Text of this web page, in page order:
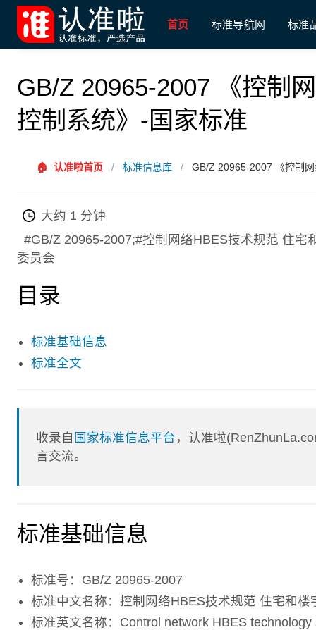
首页 标准导航网 标准
GB/Z 20965-2007 《控制
控制系统》-国家标准
🏠 认准啦首页 / 标准信息库 / GB/Z 20965-2007 《控制
大约 1 分钟
#GB/Z 20965-2007;#控制网络HBES技术规范 住
委员会
目录
标准基础信息
标准全文
收录自 国家标准信息平台 ，认准啦
言交流。
标准基础信息
标准号：GB/Z 20965-2007
标准中文名称：控制网络HBES技术规范 住宅和楼
标准英文名称：Control network HBES